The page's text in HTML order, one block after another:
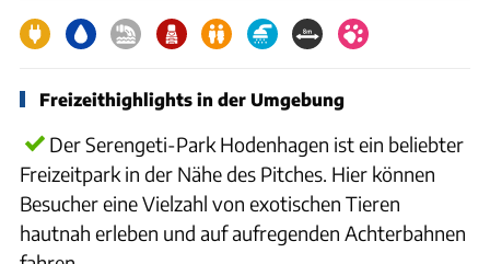
Freizeithighlights in der Umgebung
Der Serengeti-Park Hodenhagen ist ein beliebter
Freizeitpark in der Nähe des Pitches. Hier können
Besucher eine Vielzahl von exotischen Tieren
hautnah erleben und auf aufregenden Achterbahnen